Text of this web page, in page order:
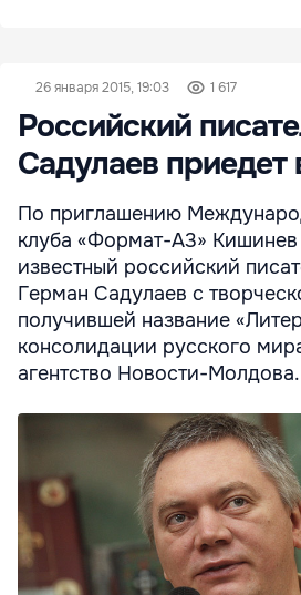
26 января 2015, 19:03 1 617
Российский
Садулаев
По приглашению
клуба «Формат-А3» Кишинев
известный российский
Герман Садулаев с
получившей название
консолидации русского
агентство Новости-Молдова.